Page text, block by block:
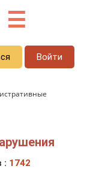
☰
Войти
: 1742